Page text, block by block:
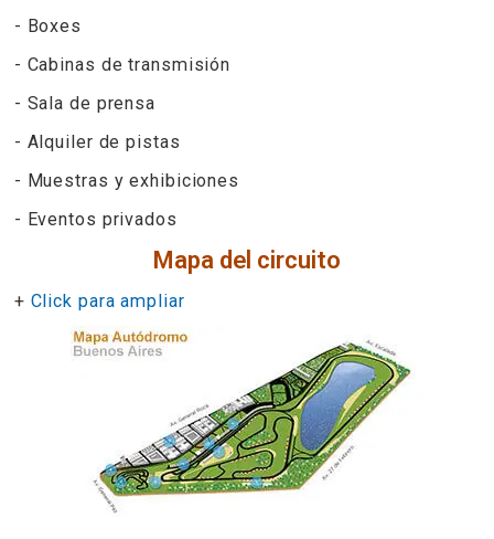
- Boxes
- Cabinas de transmisión
- Sala de prensa
- Alquiler de pistas
- Muestras y exhibiciones
- Eventos privados
Mapa del circuito
+ Click para ampliar